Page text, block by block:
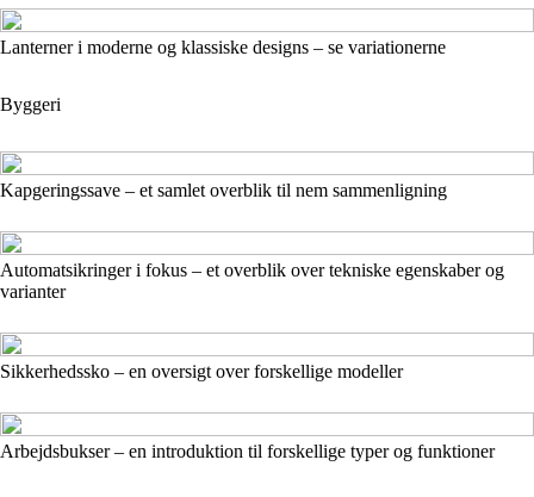
Lanterner i moderne og klassiske designs – se variationerne
Byggeri
Kapgeringssave – et samlet overblik til nem sammenligning
Automatsikringer i fokus – et overblik over tekniske egenskaber og
varianter
Sikkerhedssko – en oversigt over forskellige modeller
Arbejdsbukser – en introduktion til forskellige typer og funktioner